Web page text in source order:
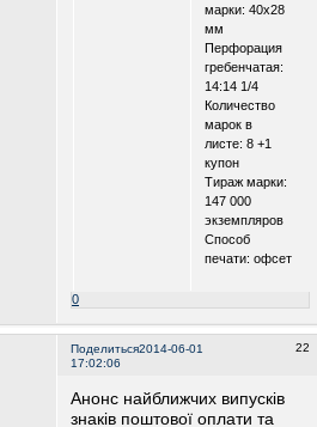
марки: 40х28
мм
Перфорация
гребенчатая:
14:14 1/4
Количество
марок в
листе: 8 +1
купон
Тираж марки:
147 000
экземпляров
Способ
печати: офсет
0
Поделиться 22
2014-06-01
17:02:06
Анонс найближчих випусків
знаків поштової оплати та